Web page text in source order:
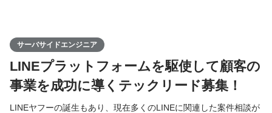
サーバサイドエンジニア
LINEプラットフォームを駆使して顧客の
事業を成功に導くテックリード募集！
LINEヤフーの誕生もあり、現在多くのLINEに関連した案件相談が